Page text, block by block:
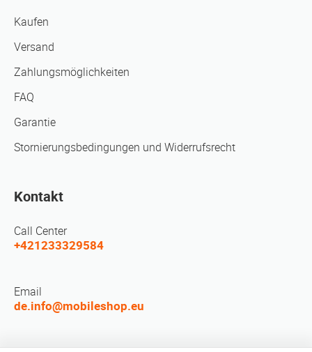
Kaufen
Versand
Zahlungsmöglichkeiten
FAQ
Garantie
Stornierungsbedingungen und Widerrufsrecht
Kontakt
Call Center
+421233329584
Email
de.info@mobileshop.eu